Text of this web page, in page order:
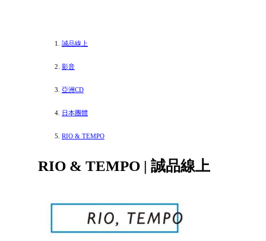
誠品線上
影音
亞洲CD
日本團體
RIO & TEMPO
RIO & TEMPO | 誠品線上